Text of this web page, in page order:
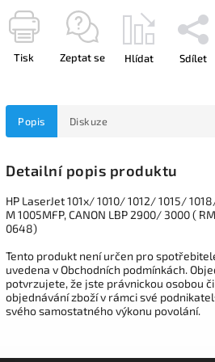
Tisk Zeptat se Hlídat Sdílet
Popis Diskuze
Detailní popis produktu
HP LaserJet 101x/ 1010/ 1012/ 1015/
M 1005MFP, CANON LBP 2900/ 3000 (
0648)
Tento produkt není určen pro
uvedena v Obchodních podmínkách.
potvrzujete, že jste právnickou osobou
objednávání zboží v rámci své
svého samostatného výkonu povolání.